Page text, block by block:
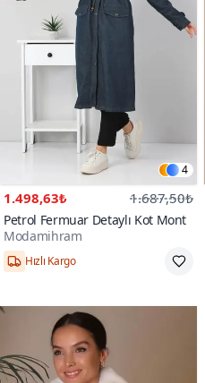
4
1.498,63₺ 1.687,50₺
Petrol Fermuar Detaylı Kot Mont
Modamihram
Hızlı Kargo